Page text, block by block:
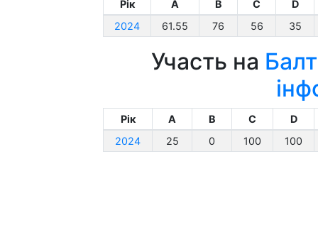
Рік A B C
D
2024
61.55 76 56 35
Участь на
Рік A B C
D
2024
25 0 100 100